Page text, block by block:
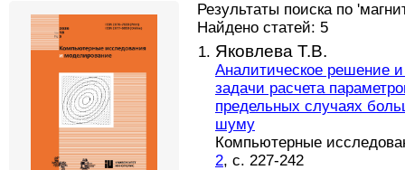
Результаты поиска по
Найдено статей: 5
Яковлева Т.В.
Аналитическое решение
задачи расчета
предельных случаях
шуму
Компьютерные
2, с. 227-242